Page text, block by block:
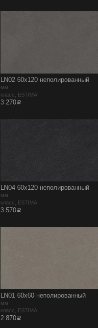
LN02 60х120 неполированный
мм
класс, ESTIMA
3 270p
LN04 60х120 неполированный
мм
класс, ESTIMA
3 570p
LN01 60х60 неполированный
мм
класс, ESTIMA
2 870p